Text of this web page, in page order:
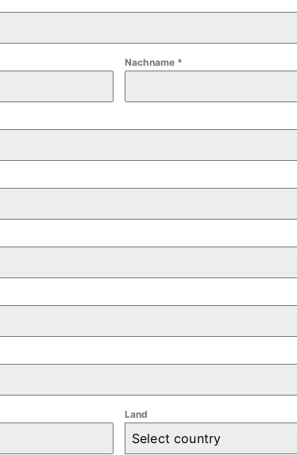
Nachname *
Land
Select country